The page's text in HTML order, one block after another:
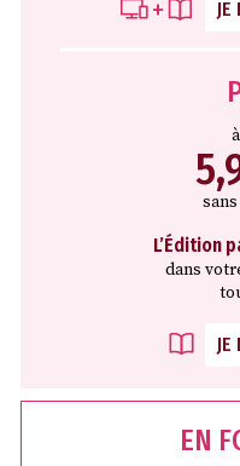
JE
L’Édition
dans
JE
EN